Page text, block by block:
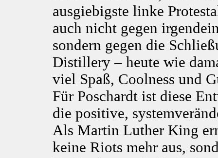
ausgiebigste linke
auch nicht gegen
sondern gegen die
Distillery – heute wie
viel Spaß, Coolness und
Für Poschardt ist diese
die positive,
Als Martin Luther King
keine Riots mehr aus,